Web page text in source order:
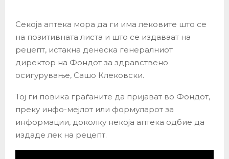
Секоја аптека мора да ги има лековите што се
на позитивната листа и што се издаваат на
рецепт, истакна денеска генералниот
директор на Фондот за здравствено
осигурување, Сашо Клековски.
Тој ги повика граѓаните да пријават во Фондот,
преку инфо-мејлот или формуларот за
информации, доколку некоја аптека одбие да
издаде лек на рецепт.